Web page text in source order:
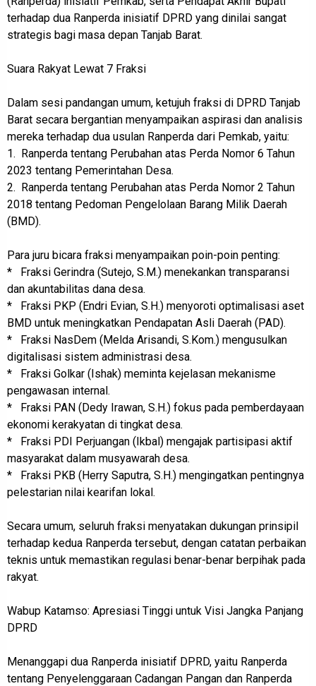
terhadap dua Ranperda inisiatif DPRD yang dinilai sangat
strategis bagi masa depan Tanjab Barat.
Suara Rakyat Lewat 7 Fraksi
Dalam sesi pandangan umum, ketujuh fraksi di DPRD Tanjab
Barat secara bergantian menyampaikan aspirasi dan analisis
mereka terhadap dua usulan Ranperda dari Pemkab, yaitu:
1. Ranperda tentang Perubahan atas Perda Nomor 6 Tahun
2023 tentang Pemerintahan Desa.
2. Ranperda tentang Perubahan atas Perda Nomor 2 Tahun
2018 tentang Pedoman Pengelolaan Barang Milik Daerah
(BMD).
Para juru bicara fraksi menyampaikan poin-poin penting:
* Fraksi Gerindra (Sutejo, S.M.) menekankan transparansi
dan akuntabilitas dana desa.
* Fraksi PKP (Endri Evian, S.H.) menyoroti optimalisasi aset
BMD untuk meningkatkan Pendapatan Asli Daerah (PAD).
* Fraksi NasDem (Melda Arisandi, S.Kom.) mengusulkan
digitalisasi sistem administrasi desa.
* Fraksi Golkar (Ishak) meminta kejelasan mekanisme
pengawasan internal.
* Fraksi PAN (Dedy Irawan, S.H.) fokus pada pemberdayaan
ekonomi kerakyatan di tingkat desa.
* Fraksi PDI Perjuangan (Ikbal) mengajak partisipasi aktif
masyarakat dalam musyawarah desa.
* Fraksi PKB (Herry Saputra, S.H.) mengingatkan pentingnya
pelestarian nilai kearifan lokal.
Secara umum, seluruh fraksi menyatakan dukungan prinsipil
terhadap kedua Ranperda tersebut, dengan catatan perbaikan
teknis untuk memastikan regulasi benar-benar berpihak pada
rakyat.
Wabup Katamso: Apresiasi Tinggi untuk Visi Jangka Panjang
DPRD
Menanggapi dua Ranperda inisiatif DPRD, yaitu Ranperda
tentang Penyelenggaraan Cadangan Pangan dan Ranperda